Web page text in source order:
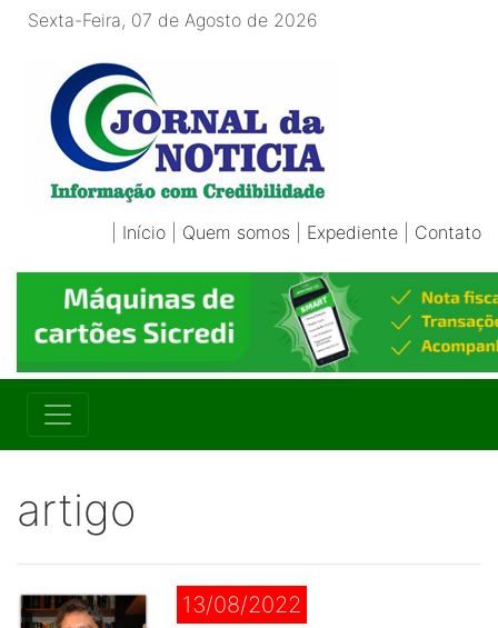
Sexta-Feira, 07 de Agosto de 2026
Início Quem somos Expediente Contato
artigo
13/08/2022